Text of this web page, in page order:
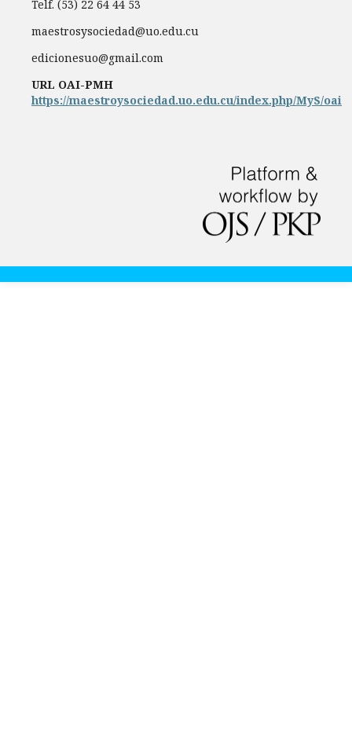
Telf. (53) 22 64 44 53
maestrosysociedad@uo.edu.cu
edicionesuo@gmail.com
URL OAI-PMH
https://maestroysociedad.uo.edu.cu/index.php/MyS/oai